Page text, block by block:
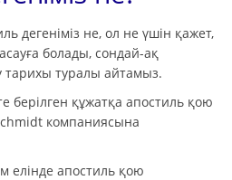
дегеніміз не, ол не үшін қажет,
болады, сондай-ақ
тарихы туралы айтамыз.
берілген құжатқа апостиль қою
компаниясына
елінде апостиль қою